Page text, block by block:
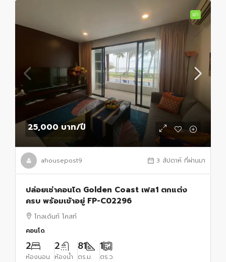
เช่า
25,000 บาท/ปี
ahousepost9 3 สัปดาห์ ที่ผ่านมา
ปล่อยเช่าคอนโด Golden Coast เฟส1 ตกแต่ง
ครบ พร้อมเข้าอยู่ FP-C02296
โกลเด้นท์ โคสท์
คอนโด
2
ห้องนอน
2
ห้องน้ำ
81
ตร.ม.
1
ตร.ว.